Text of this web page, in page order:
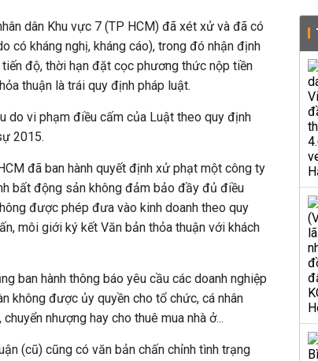
dân Khu vực 7 (TP HCM) đã xét xử và đã có
có kháng nghị, kháng cáo), trong đó nhận định
độ, thời hạn đặt cọc phương thức nộp tiền
thuận là trái quy định pháp luật.
do vi phạm điều cấm của Luật theo quy định
2015.
đã ban hành quyết định xử phạt một công ty
bất động sản không đảm bảo đầy đủ điều
được phép đưa vào kinh doanh theo quy
môi giới ký kết Văn bản thỏa thuận với khách
ban hành thông báo yêu cầu các doanh nghiệp
không được ủy quyền cho tổ chức, cá nhân
nhượng hay cho thuê mua nhà ở...
(cũ) cũng có văn bản chấn chỉnh tình trạng